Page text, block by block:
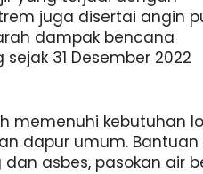
juga disertai angin
dampak bencana
31 Desember 2022
memenuhi kebutuhan
dapur umum. Bantuan
asbes, pasokan air